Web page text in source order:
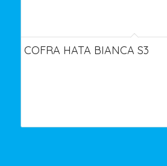
COFRA HATA BIANCA S3